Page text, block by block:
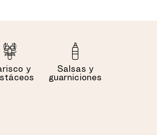
y
Salsas y
guarniciones